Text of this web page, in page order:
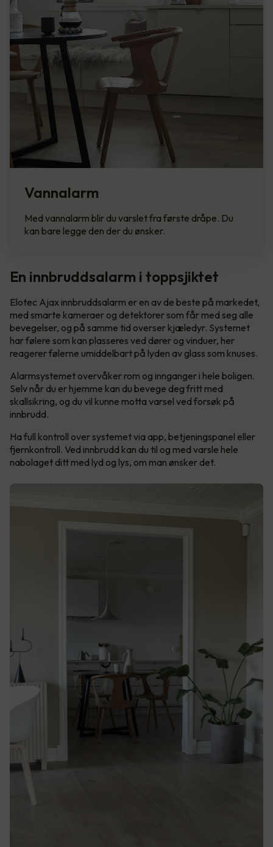
Vannalarm
Med vannalarm blir du varslet fra første dråpe. Du
kan bare legge den der du ønsker.
En innbruddsalarm i toppsjiktet
Elotec Ajax innbruddsalarm er en av de beste på markedet,
med smarte kameraer og detektorer som får med seg alle
bevegelser, og på samme tid overser kjæledyr. Systemet
har følere som kan plasseres ved dører og vinduer, her
reagerer følerne umiddelbart på lyden av glass som knuses.
Alarmsystemet overvåker rom og innganger i hele boligen.
Selv når du er hjemme kan du bevege deg fritt med
skallsikring, og du vil kunne motta varsel ved forsøk på
innbrudd.
Ha full kontroll over systemet via app, betjeningspanel eller
fjernkontroll. Ved innbrudd kan du til og med varsle hele
nabolaget ditt med lyd og lys, om man ønsker det.